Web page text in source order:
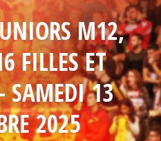
M12,
FILLES ET
SAMEDI 13
2025